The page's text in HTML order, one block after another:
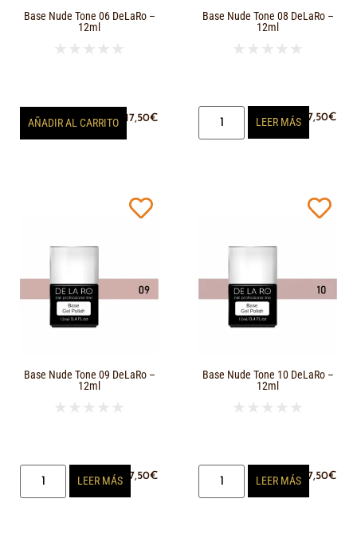
Base Nude Tone 06 DeLaRo –
12ml
★ ★ ★ ★ ★
17,50€
AÑADIR AL CARRITO
Base Nude Tone 08 DeLaRo –
12ml
★ ★ ★ ★ ★
17,50€
LEER MÁS
Base Nude Tone 09 DeLaRo –
12ml
★ ★ ★ ★ ★
17,50€
LEER MÁS
Base Nude Tone 10 DeLaRo –
12ml
★ ★ ★ ★ ★
17,50€
LEER MÁS